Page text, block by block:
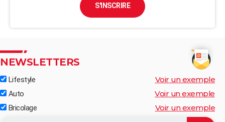
S'INSCRIRE
NEWSLETTERS
Lifestyle Voir un exemple
Auto Voir un exemple
Bricolage Voir un exemple